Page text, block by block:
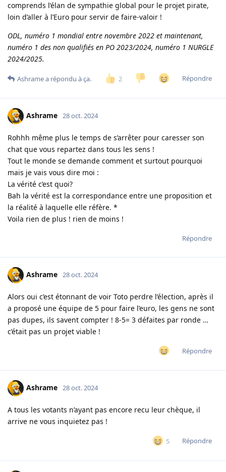
comprends l’élan de sympathie global pour le projet pirate,
loin d’aller à l’Euro pour servir de faire-valoir !
ODL, numéro 1 mondial entre novembre 2022 et maintenant,
numéro 1 des non qualifiés en PO 2023/2024, numéro 1 NURGLE
2024/2025.
2 Répondre
Ashramea répondu à ça.
Ashrame 28 oct. 2024
Rohhh même plus le temps de s’arrêter pour caresser son
chat que vous repartez dans tous les sens !
Tout le monde se demande comment et surtout pourquoi
mais je vais vous dire moi :
La vérité c’est quoi?
Bah la vérité est la correspondance entre une proposition et
la réalité à laquelle elle réfère. *
Voila rien de plus ! rien de moins !
Répondre
Ashrame 28 oct. 2024
Alors oui c’est étonnant de voir Toto perdre l’élection, après il
a proposé une équipe de 5 pour faire l’euro, les gens ne sont
pas dupes, ils savent compter ! 8-5= 3 défaites par ronde …
c’était pas un projet viable !
Répondre
Ashrame 28 oct. 2024
A tous les votants n’ayant pas encore recu leur chèque, il
arrive ne vous inquietez pas !
5 Répondre